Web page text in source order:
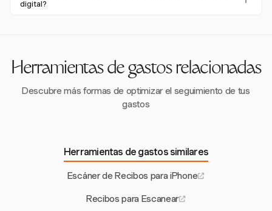
productividad, reduce errores de procesamiento y mejora
gestionar recibos sin conexión. Esto asegura la continuidad
digital?
elegir un software fácil de usar como Harvest y asegurar
una capacitación y soporte exhaustivos durante la
transición.
Herramientas de gastos relacionadas
Descubre más formas de optimizar el seguimiento de tus
gastos
Herramientas de gastos similares
Escáner de Recibos para iPhone
Recibos para Escanear